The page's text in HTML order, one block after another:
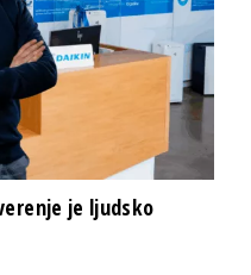
je ljudsko